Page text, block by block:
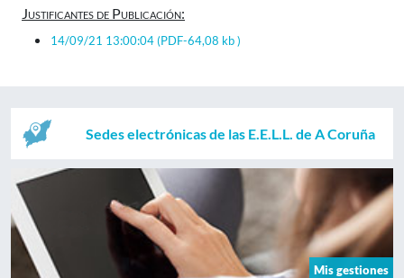
Justificantes de Publicación:
14/09/21 13:00:04(PDF-64,08 kb )
Sedes electrónicas de las E.E.L.L. de A Coruña
Mis gestiones